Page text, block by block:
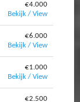
€4.000
Bekijk / View
€6.000
Bekijk / View
€1.000
Bekijk / View
€2.500